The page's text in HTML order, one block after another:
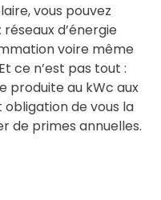
vous pouvez
d’énergie
voire même
ce n’est pas tout :
produite au kWc aux
de vous la
de primes annuelles.